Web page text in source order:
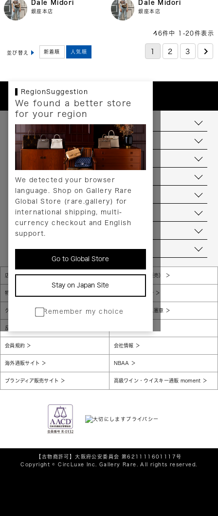
Dale Midori
銀座本店
Dale Midori
銀座本店
並び替え 新着順 人気順
46件中 -20件表示
2 3
RegionSuggestion
We found a better store
for your region
We detected your browser
language. Shop on Gallery Rare
Global Store (rare.gallery) for
international shipping, multi-
currency checkout and English
support.
Go to Global Store
Stay on Japan Site
Remember my choice
お支払いについて
配送について
送料について
返品について
ヘルプ
お問い合わせ
当店について
店舗一覧 販売規約（店頭販売）
特定商取引法に基づく表示 個人情報保護方針
グローバルプライバシーポリシー コンプライアンス憲章
反社会的勢力に対する基本方針
会員規約 会社情報
海外通販サイト NBAA
ブランディア販売サイト 高級ワイン・ウイスキー通販 moment
【古物商許可】大阪府公安委員会 第621111601117号
Copyright © CircLuxe Inc. Gallery Rare. All rights reserved.